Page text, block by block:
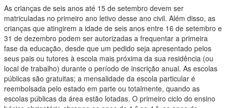
As crianças de seis anos até 15 de setembro devem ser
matriculadas no primeiro ano letivo desse ano civil. Além disso, as
crianças que atingirem a idade de seis anos entre 16 de setembro e
31 de dezembro podem ser autorizadas a frequentar a primeira
fase da educação, desde que um pedido seja apresentado pelos
seus pais ou tutores à escola mais próxima da sua residência (ou
local de trabalho) durante o período de inscrição anual. As escolas
públicas são gratuitas; a mensalidade da escola particular é
reembolsada pelo estado em parte ou totalmente, quando as
escolas públicas da área estão lotadas. O primeiro ciclo do ensino